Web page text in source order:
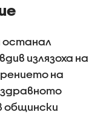
останал
излязоха на
на
общински